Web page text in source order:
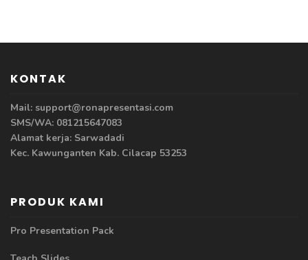
KONTAK
Mail: support@ronapresentasi.com
SMS/WA: 081215647083
Alamat kerja: Sarwadadi
Kec. Kawunganten Kab. Cilacap 53253
PRODUK KAMI
Pro Presentation Pack